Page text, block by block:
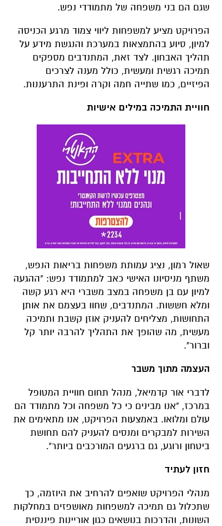
שגם הם בני משפחה של מתמודדי נפש.
הפרויקט מציע למשפחות ליווי צמוד מרגע הכניסה
למיון, סיוע בהתמצאות במערכת והנגשת מידע על
תהליך האבחון. לצד זאת, המתנדבים מספקים
תמיכה רגשית ומעשית, כולל מענה לצרכים
הפיזיים, כמו שתייה חמה וקרה ופינת התרעננות.
חוויית התמיכה במילים אישיות
שאול רמון, נציג עמותת משפחות בריאות הנפש,
משתף מניסיונו האישי כאב למתמודד נפש: "ההגעה
למיון עם בן משפחה במצב משברי היא רגע קשה
ומלא חששות. המתנדבים, שחוו בעצמם את אותן
התחושות, מצליחים להעניק אוזן קשבת ותמיכה
מעשית, מה שהופך את התהליך להרבה יותר קל
וברור".
העצמה מתוך משבר
לדברי אור קדמיאל, מנהל תחום חוויית המטופל
במרכז, "אנו מבינים כי כל משפחה וכל מתמודד הם
עולם ומלואו. באמצעות הפרויקט, אנו מתאימים את
השירות למבקרים ומנסים להעניק להם תחושת
ביטחון ורוגע, גם ברגעים המורכבים ביותר".
חזון לעתיד
מנהלי הפרויקט שואפים להרחיב את היוזמה, כך
שתכלול גם תמיכה למשפחות מאושפזים במחלקות
השונות, והדרכות בנושאים כגון אוריינות פיננסית